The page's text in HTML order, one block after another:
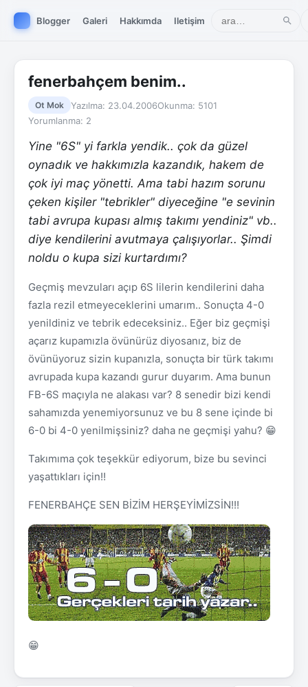
Blogger Galeri Hakkımda Iletişim
fenerbahçem benim..
Ot Mok Yazılma: 23.04.2006Okunma: 5101
Yorumlanma: 2
Yine "6S" yi farkla yendik.. çok da güzel
oynadık ve hakkımızla kazandık, hakem de
çok iyi maç yönetti. Ama tabi hazım sorunu
çeken kişiler "tebrikler" diyeceğine "e sevinin
tabi avrupa kupası almış takımı yendiniz" vb..
diye kendilerini avutmaya çalışıyorlar.. Şimdi
noldu o kupa sizi kurtardımı?
Geçmiş mevzuları açıp 6S lilerin kendilerini daha
fazla rezil etmeyeceklerini umarım.. Sonuçta 4-0
yenildiniz ve tebrik edeceksiniz.. Eğer biz geçmişi
açarız kupamızla övünürüz diyosanız, biz de
övünüyoruz sizin kupanızla, sonuçta bir türk takımı
avrupada kupa kazandı gurur duyarım. Ama bunun
FB-6S maçıyla ne alakası var? 8 senedir bizi kendi
sahamızda yenemiyorsunuz ve bu 8 sene içinde bi
6-0 bi 4-0 yenilmişsiniz? daha ne geçmişi yahu? 😁
Takımıma çok teşekkür ediyorum, bize bu sevinci
yaşattıkları için!!
FENERBAHÇE SEN BİZİM HERŞEYİMİZSİN!!!
😁